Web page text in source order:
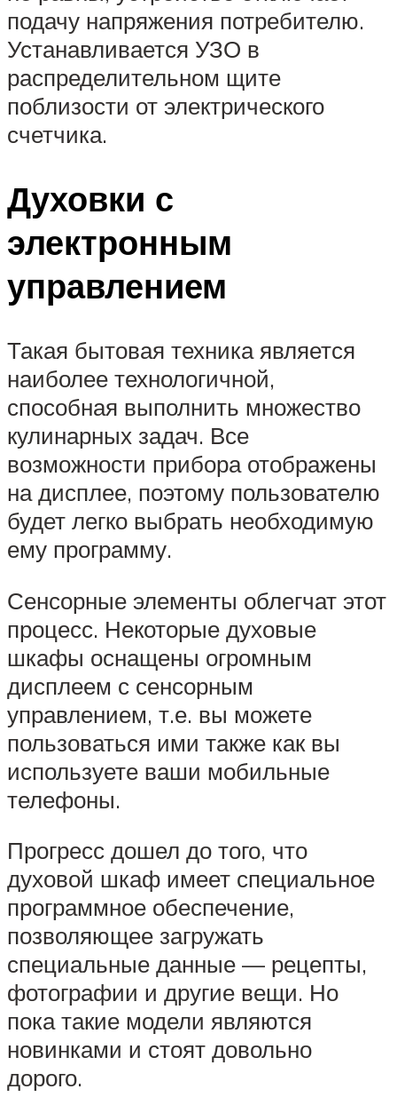
подачу напряжения потребителю.
Устанавливается УЗО в
распределительном щите
поблизости от электрического
счетчика.
Духовки с
электронным
управлением
Такая бытовая техника является
наиболее технологичной,
способная выполнить множество
кулинарных задач. Все
возможности прибора отображены
на дисплее, поэтому пользователю
будет легко выбрать необходимую
ему программу.
Сенсорные элементы облегчат этот
процесс. Некоторые духовые
шкафы оснащены огромным
дисплеем с сенсорным
управлением, т.е. вы можете
пользоваться ими также как вы
используете ваши мобильные
телефоны.
Прогресс дошел до того, что
духовой шкаф имеет специальное
программное обеспечение,
позволяющее загружать
специальные данные — рецепты,
фотографии и другие вещи. Но
пока такие модели являются
новинками и стоят довольно
дорого.